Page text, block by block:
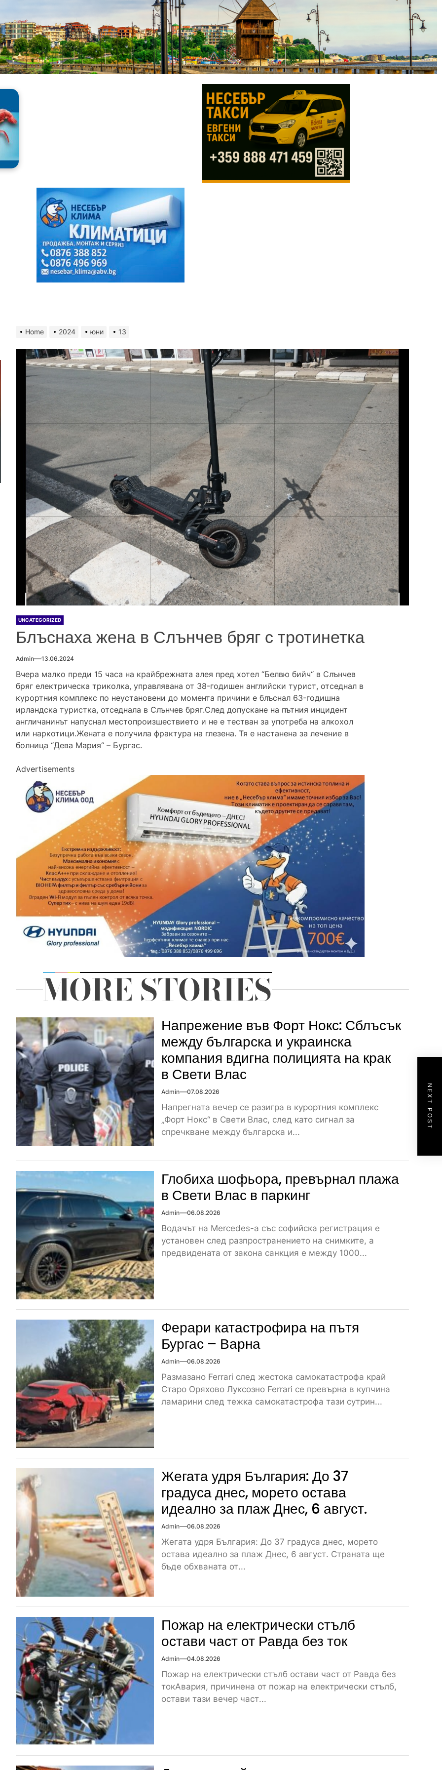
Home 2024 юни 13
UNCATEGORIZED
Блъснаха жена в Слънчев бряг с тротинетка
Admin 13.06.2024
Вчера малко преди 15 часа на крайбрежната алея пред хотел “Белвю бийч“ в Слънчев
бряг електрическа триколка, управлявана от 38-годишен английски турист, отседнал в
курортния комплекс по неустановени до момента причини е блъснал 63-годишна
ирландска туристка, отседнала в Слънчев бряг.След допускане на пътния инцидент
англичанинът напуснал местопроизшествието и не е тестван за употреба на алкохол
или наркотици.Жената е получила фрактура на глезена. Тя е настанена за лечение в
болница “Дева Мария“ – Бургас.
Advertisements
NEXT POST
MORE STORIES
Напрежение във Форт Нокс: Сблъсък
между българска и украинска
компания вдигна полицията на крак
в Свети Влас
Admin 07.08.2026
Напрегната вечер се разигра в курортния комплекс
„Форт Нокс“ в Свети Влас, след като сигнал за
спречкване между българска и...
Глобиха шофьора, превърнал плажа
в Свети Влас в паркинг
Admin 06.08.2026
Водачът на Mercedes-а със софийска регистрация е
установен след разпространението на снимките, а
предвидената от закона санкция е между 1000...
Ферари катастрофира на пътя
Бургас – Варна
Admin 06.08.2026
Размазано Ferrari след жестока самокатастрофа край
Старо Оряхово Луксозно Ferrari се превърна в купчина
ламарини след тежка самокатастрофа тази сутрин...
Жегата удря България: До 37
градуса днес, морето остава
идеално за плаж Днес, 6 август.
Admin 06.08.2026
Жегата удря България: До 37 градуса днес, морето
остава идеално за плаж Днес, 6 август. Страната ще
бъде обхваната от...
Пожар на електрически стълб
остави част от Равда без ток
Admin 04.08.2026
Пожар на електрически стълб остави част от Равда без
токАвария, причинена от пожар на електрически стълб,
остави тази вечер част...